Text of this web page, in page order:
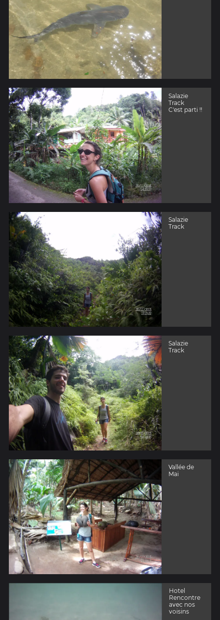
Salazie
Track
C'est parti !!
Salazie
Track
Salazie
Track
Vallée de
Mai
Hotel
Rencontre
avec nos
voisins